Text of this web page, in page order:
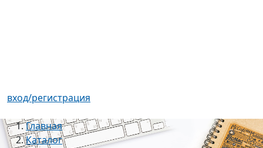
вход/регистрация
Главная
Каталог